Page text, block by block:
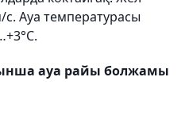
с. Ауа температурасы
ауа райы болжамы